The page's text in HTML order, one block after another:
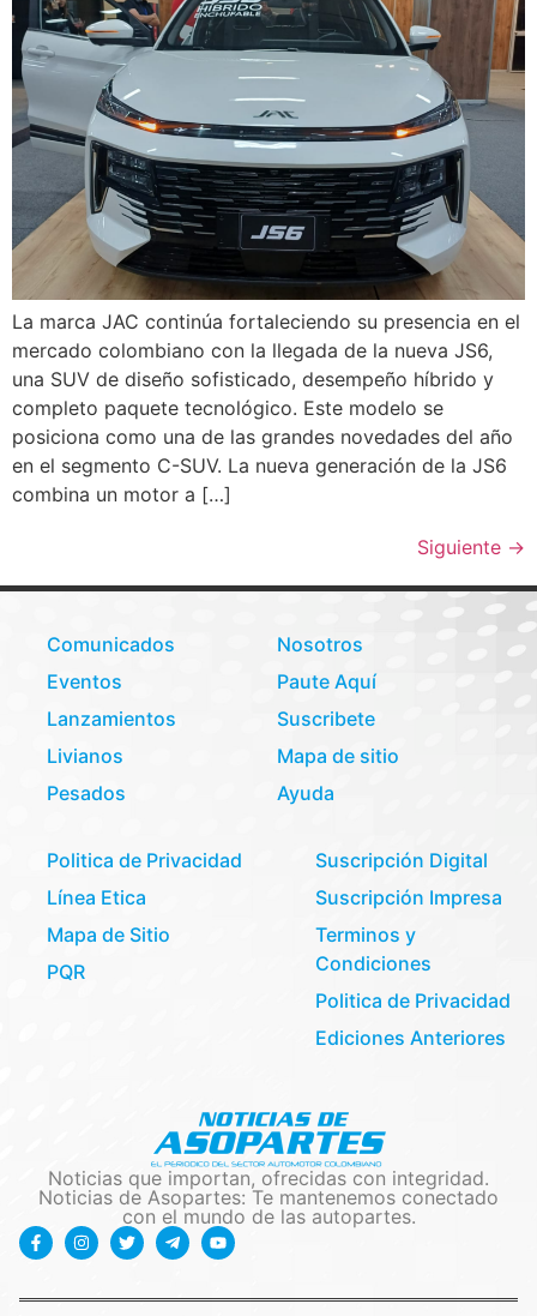
La marca JAC continúa fortaleciendo su presencia en el
mercado colombiano con la llegada de la nueva JS6,
una SUV de diseño sofisticado, desempeño híbrido y
completo paquete tecnológico. Este modelo se
posiciona como una de las grandes novedades del año
en el segmento C-SUV. La nueva generación de la JS6
combina un motor a […]
Siguiente →
Comunicados
Eventos
Lanzamientos
Livianos
Pesados
Nosotros
Paute Aquí
Suscribete
Mapa de sitio
Ayuda
Politica de Privacidad
Línea Etica
Mapa de Sitio
PQR
Suscripción Digital
Suscripción Impresa
Terminos y
Condiciones
Politica de Privacidad
Ediciones Anteriores
Noticias que importan, ofrecidas con integridad.
Noticias de Asopartes: Te mantenemos conectado
con el mundo de las autopartes.